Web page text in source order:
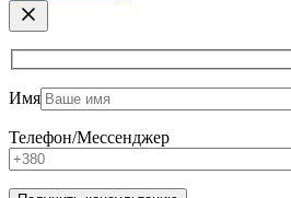
Имя
Телефон/Мессенджер